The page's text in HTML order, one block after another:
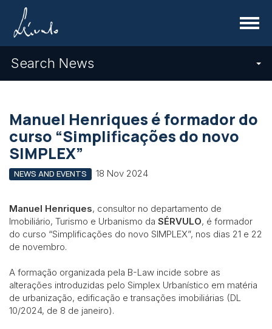
Menu
Search News
Manuel Henriques é formador do
curso “Simplificações do novo
SIMPLEX”
NEWS AND EVENTS 18 Nov 2024
Manuel Henriques, consultor no departamento de
Imobiliário, Turismo e Urbanismo da SÉRVULO, é formador
do curso “Simplificações do novo SIMPLEX”, nos dias 21 e 22
de novembro.
A formação organizada pela B-Law incide sobre as
alterações introduzidas pelo Simplex Urbanístico em matéria
de urbanização, edificação e transações imobiliárias (DL
10/2024, de 8 de janeiro).